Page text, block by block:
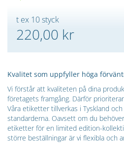
t ex 10 styck
220,00 kr
Kvalitet som uppfyller höga
Vi förstår att kvaliteten på dina
företagets framgång. Därför
Våra etiketter tillverkas i Tyskland
standarderna. Oavsett om du
etiketter för en limited edition-
större beställningar är vi flexibla och